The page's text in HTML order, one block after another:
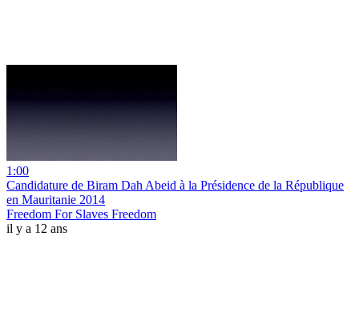
1:00
Candidature de Biram Dah Abeid à la Présidence de la République
en Mauritanie 2014
Freedom For Slaves Freedom
il y a 12 ans